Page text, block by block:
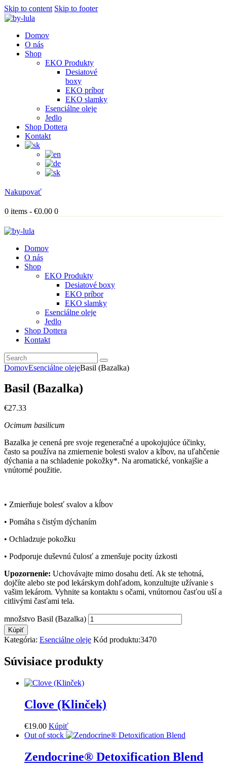
Skip to content Skip to footer
Domov
O nás
Shop
EKO Produkty
Desiatové
boxy
EKO príbor
EKO slamky
Esenciálne oleje
Jedlo
Shop Dottera
Kontakt
Nakupovať
0 items - €0.00 0
Domov
O nás
Shop
EKO Produkty
Desiatové boxy
EKO príbor
EKO slamky
Esenciálne oleje
Jedlo
Shop Dottera
Kontakt
DomovEsenciálne olejeBasil (Bazalka)
Basil (Bazalka)
€27.33
Ocimum basilicum
Bazalka je cenená pre svoje regeneračné a upokojujúce účinky,
často sa používa na zmiernenie bolesti svalov a kĺbov, na uľahčenie
dýchania a na schladenie pokožky*. Na aromatické, vonkajšie a
vnútorné použitie.
• Zmierňuje bolesť svalov a kĺbov
• Pomáha s čistým dýchaním
• Ochladzuje pokožku
• Podporuje duševnú čulosť a zmenšuje pocity úzkosti
Upozornenie: Uchovávajte mimo dosahu detí. Ak ste tehotná,
dojčíte alebo ste pod lekárskym dohľadom, konzultujte užívanie s
vašim lekárom. Vyhnite sa kontaktu s očami, vnútornou časťou uší a
citlivými časťami tela.
množstvo Basil (Bazalka)
Kúpiť
Kategória: Esenciálne oleje Kód produktu:3470
Súvisiace produkty
Clove (Klinček)
€19.00 Kúpiť
Out of stock
Zendocrine® Detoxification Blend